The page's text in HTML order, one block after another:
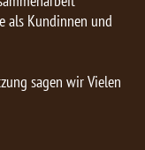
als Kundinnen und
sagen wir Vielen